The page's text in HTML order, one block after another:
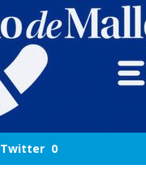
Twitter 0